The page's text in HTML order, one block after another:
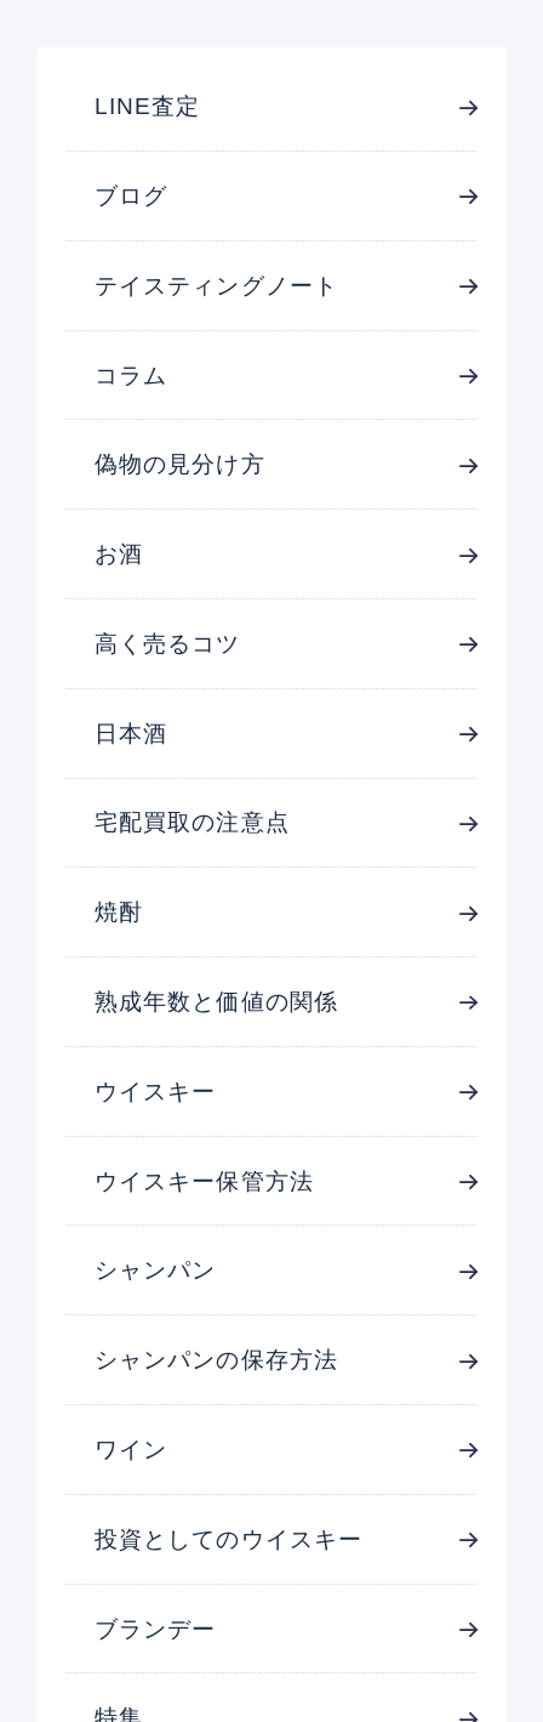
LINE査定
ブログ
テイスティングノート
コラム
偽物の見分け方
お酒
高く売るコツ
日本酒
宅配買取の注意点
焼酎
熟成年数と価値の関係
ウイスキー
ウイスキー保管方法
シャンパン
シャンパンの保存方法
ワイン
投資としてのウイスキー
ブランデー